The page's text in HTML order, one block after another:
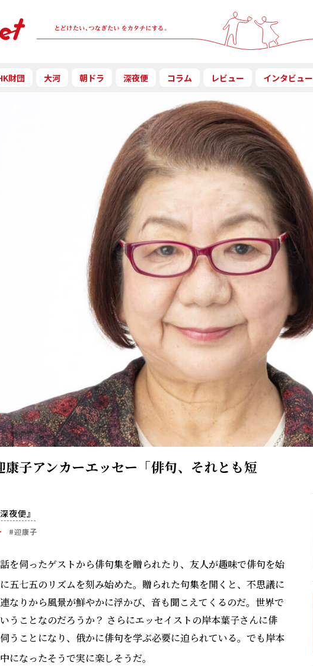
財団 大河 朝ドラ 深夜便 コラム レビュー インタビュー
康子アンカーエッセー「俳句、それとも短
夜便』
#迎康子
を伺ったゲストから俳句集を贈られたり、友人が趣味で俳句を始
五七五のリズムを刻み始めた。贈られた句集を開くと、不思議に
なりから風景が鮮やかに浮かび、音も聞こえてくるのだ。世界で
うことなのだろうか？ さらにエッセイストの岸本葉子さんに俳
うことになり、俄かに俳句を学ぶ必要に迫られている。でも岸本
になったそうで実に楽しそうだ。